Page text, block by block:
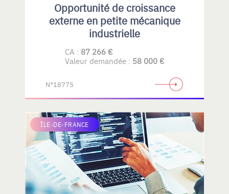
Opportunité de croissance
externe en petite mécanique
industrielle
CA : 87 266 €
Valeur demandée : 58 000 €
N°18775
ÎLE-DE-FRANCE